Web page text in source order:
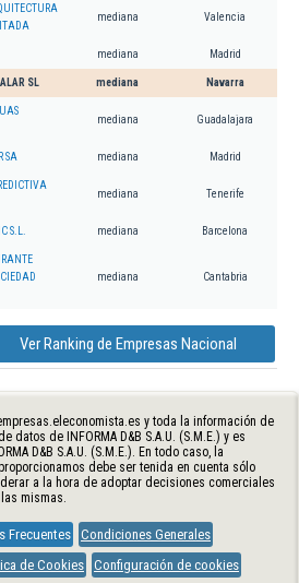
mediana Valencia
mediana Madrid
SL mediana Navarra
mediana Guadalajara
SA mediana Madrid
mediana Tenerife
S.L. mediana Barcelona
mediana Cantabria
Ver Ranking de Empresas Nacional
y toda la información de
datos de INFORMA D&B S.A.U. (S.M.E.) y es
D&B S.A.U. (S.M.E.). En todo caso, la
debe ser tenida en cuenta sólo
a la hora de adoptar decisiones comerciales
mismas.
Frecuentes
Condiciones Generales
de Cookies Configuración de cookies